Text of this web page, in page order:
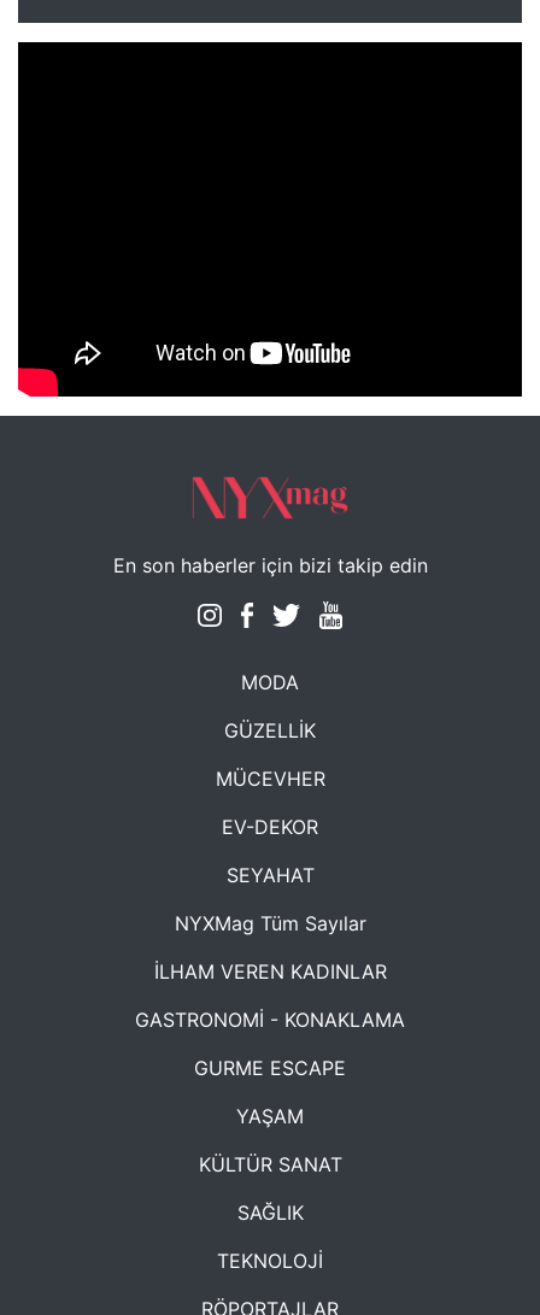
NYXmag 2. Yaş Kutlama Etkinliği
En son haberler için bizi takip edin
MODA
GÜZELLİK
MÜCEVHER
EV-DEKOR
SEYAHAT
NYXMag Tüm Sayılar
İLHAM VEREN KADINLAR
GASTRONOMİ - KONAKLAMA
GURME ESCAPE
YAŞAM
KÜLTÜR SANAT
SAĞLIK
TEKNOLOJİ
RÖPORTAJLAR